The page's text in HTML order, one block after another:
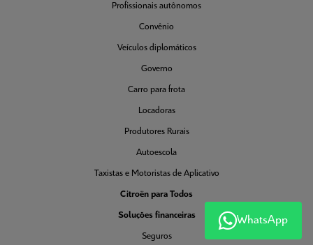
Profissionais autônomos
Convênio
Veículos diplomáticos
Governo
Carro para frota
Locadoras
Produtores Rurais
Autoescola
Taxistas e Motoristas de Aplicativo
Citroën para Todos
Soluções financeiras
Seguros
WhatsApp